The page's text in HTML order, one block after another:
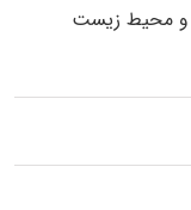
و محیط زیست